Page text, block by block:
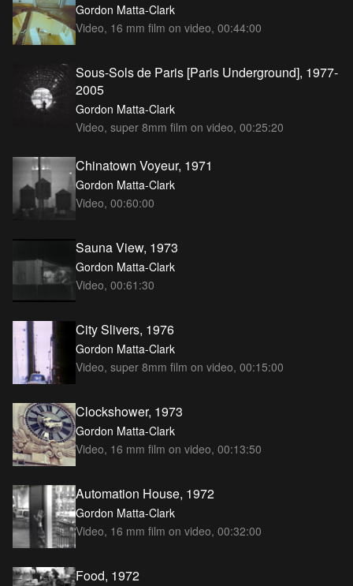
Gordon Matta-Clark
Video, 16 mm film on video, 00:44:00
Sous-Sols de Paris [Paris Underground], 1977-
2005
Gordon Matta-Clark
Video, super 8mm film on video, 00:25:20
Chinatown Voyeur, 1971
Gordon Matta-Clark
Video, 00:60:00
Sauna View, 1973
Gordon Matta-Clark
Video, 00:61:30
City Slivers, 1976
Gordon Matta-Clark
Video, super 8mm film on video, 00:15:00
Clockshower, 1973
Gordon Matta-Clark
Video, 16 mm film on video, 00:13:50
Automation House, 1972
Gordon Matta-Clark
Video, 16 mm film on video, 00:32:00
Food, 1972